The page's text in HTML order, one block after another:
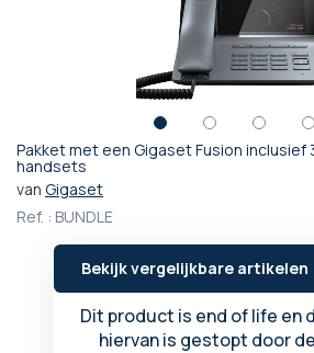
Pakket met een Gigaset Fusion inclusief
handsets
van Gigaset
Ref. : BUNDLE
Bekijk vergelijkbare artikelen
Dit product is end of life en
hiervan is gestopt door
Ga
naar
begin
afbeeldingen-